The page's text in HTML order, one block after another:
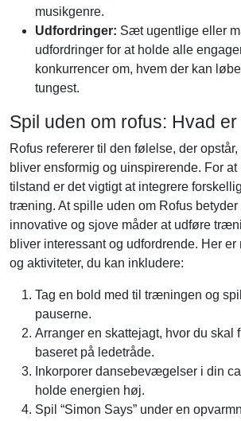
musikgenre.
Udfordringer: Sæt ugentlige eller
udfordringer for at holde alle
konkurrencer om, hvem der kan
tungest.
Spil uden om rofus: Hvad er
Rofus refererer til den følelse, der
bliver ensformig og uinspirerende. For
tilstand er det vigtigt at integrere
træning. At spille uden om Rofus betyder
innovative og sjove måder at udføre
bliver interessant og udfordrende. Her er
og aktiviteter, du kan inkludere:
Tag en bold med til træningen og
pauserne.
Arranger en skattejagt, hvor du skal
baseret på ledetråde.
Inkorporer dansebevægelser i din
holde energien høj.
Spil “Simon Says” under en